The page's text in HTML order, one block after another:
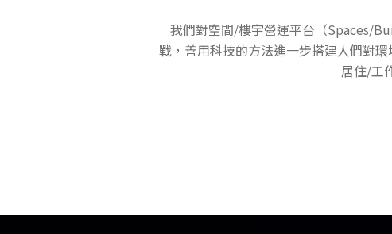
我們對空間/樓宇營運平台（Spaces/
戰，善用科技的方法進一步搭建人們對
居住/工